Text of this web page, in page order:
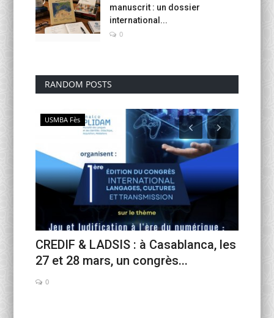
manuscrit : un dossier
international...
0
RANDOM POSTS
USMBA Fès
CREDIF & LADSIS : à Casablanca, les
27 et 28 mars, un congrès...
0